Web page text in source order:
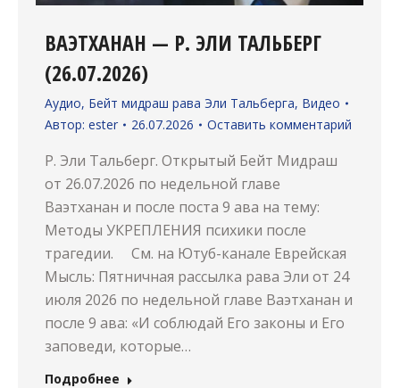
ВАЭТХАНАН — Р. ЭЛИ ТАЛЬБЕРГ
(26.07.2026)
Аудио, Бейт мидраш рава Эли Тальберга, Видео
Автор: ester 26.07.2026 Оставить комментарий
Р. Эли Тальберг. Открытый Бейт Мидраш
от 26.07.2026 по недельной главе
Ваэтханан и после поста 9 ава на тему:
Методы УКРЕПЛЕНИЯ психики после
трагедии. См. на Ютуб-канале Еврейская
Мысль: Пятничная рассылка рава Эли от 24
июля 2026 по недельной главе Ваэтханан и
после 9 ава: «И соблюдай Его законы и Его
заповеди, которые…
Подробнее